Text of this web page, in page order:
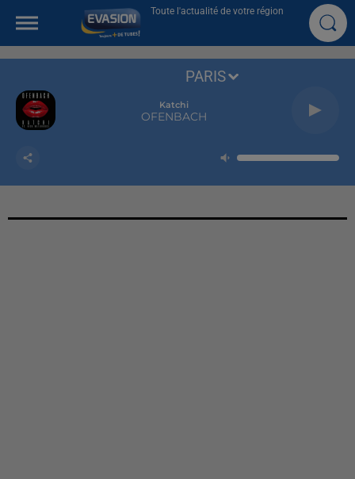
Toute l'actualité de votre région
Katchi
OFENBACH
PARIS